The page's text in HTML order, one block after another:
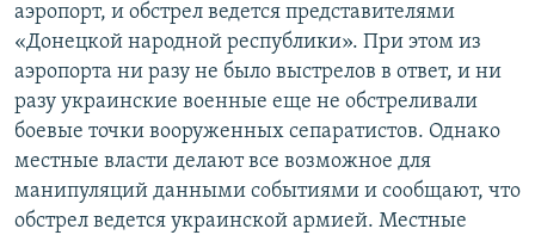
аэропорт, и обстрел ведется представителями
«Донецкой народной республики». При этом из
аэропорта ни разу не было выстрелов в ответ, и ни
разу украинские военные еще не обстреливали
боевые точки вооруженных сепаратистов. Однако
местные власти делают все возможное для
манипуляций данными событиями и сообщают, что
обстрел ведется украинской армией. Местные